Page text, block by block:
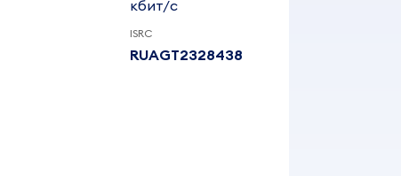
кбит/c
ISRC
RUAGT2328438